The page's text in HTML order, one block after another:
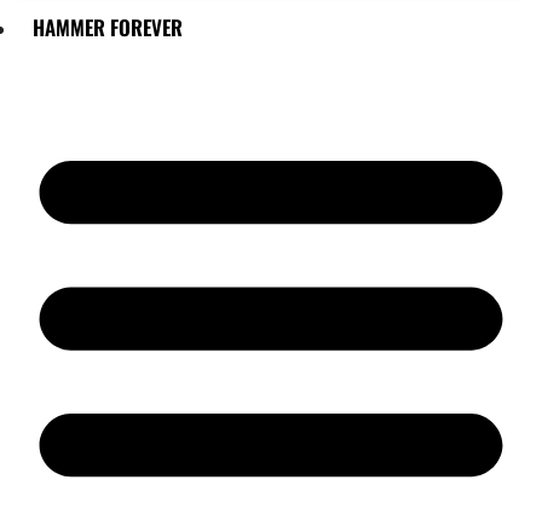
HAMMER FOREVER